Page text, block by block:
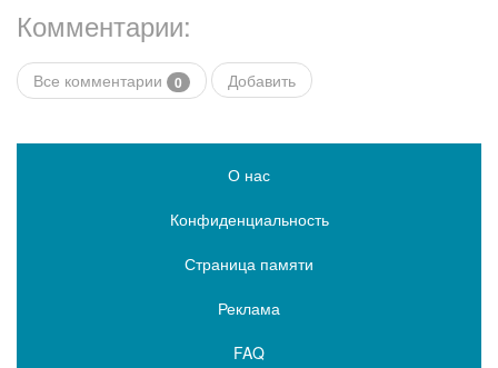
Комментарии:
Все комментарии 0 Добавить
О нас
Конфиденциальность
Страница памяти
Реклама
FAQ